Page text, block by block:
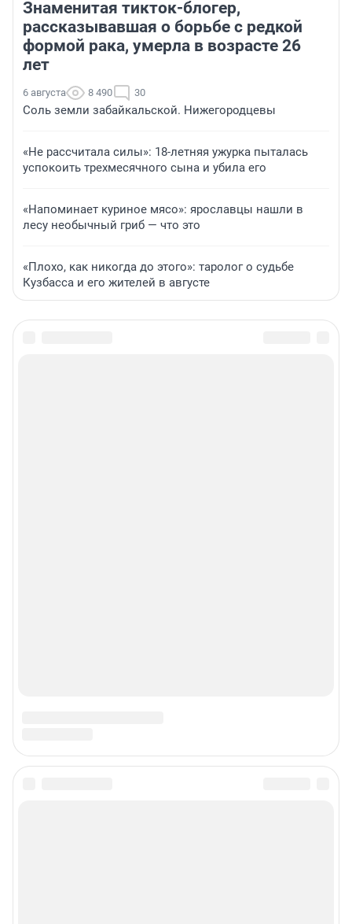
Знаменитая тикток-блогер,
рассказывавшая о борьбе с редкой
формой рака, умерла в возрасте 26
лет
6 августа 8 490 30
Соль земли забайкальской. Нижегородцевы
«Не рассчитала силы»: 18-летняя ужурка пыталась
успокоить трехмесячного сына и убила его
«Напоминает куриное мясо»: ярославцы нашли в
лесу необычный гриб — что это
«Плохо, как никогда до этого»: таролог о судьбе
Кузбасса и его жителей в августе